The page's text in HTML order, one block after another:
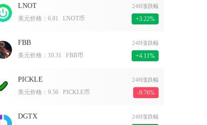
LNOT 24H涨跌幅
美元价格： 6.81 LNOT币 +3.22%
FBB 24H涨跌幅
美元价格： 10.31 FBB币 +4.11%
PICKLE 24H涨跌幅
美元价格： 9.56 PICKLE币 -9.76%
DGTX 24H涨跌幅